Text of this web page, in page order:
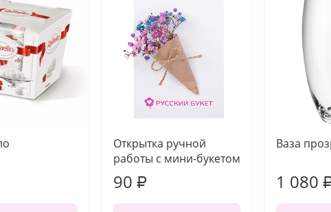
Открытка ручной
работы с мини-букетом
90 ₽
Ваза
1 080